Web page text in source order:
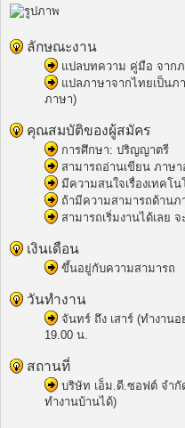
ลักษณะงาน
แปลบทความ คู่มือ จาก
แปลภาษาจากไทยเป็นภ
ภาษา)
คุณสมบัติของผู้สมัคร
การศึกษา: ปริญญาตรี
สามารถอ่านเขียน ภาษ
มีความสนใจเรื่องเทคโน
ถ้ามีความสามารถด้านภ
สามารถเริ่มงานได้เลย
เงินเดือน
ขึ้นอยู่กับความสามารถ
วันทำงาน
จันทร์ ถึง เสาร์ (ทำงาน
19.00 น.
สถานที่
บริษัท เอ็ม.ดี.ซอฟต์ จำกั
ทำงานบ้านได้)